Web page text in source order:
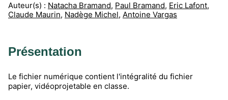
Auteur(s) : Natacha Bramand, Paul Bramand, Eric Lafont,
Claude Maurin, Nadège Michel, Antoine Vargas
Présentation
Le fichier numérique contient l'intégralité du fichier
papier, vidéoprojetable en classe.